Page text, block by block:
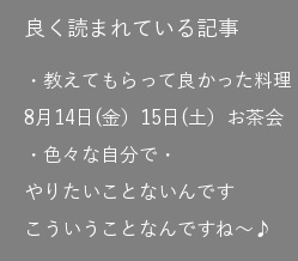
良く読まれている記事
・教えてもらって良かった料理
8月14日(金）15日(土）お茶会
・色々な自分で・
やりたいことないんです
こういうことなんですね～♪